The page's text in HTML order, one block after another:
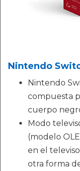
Nintendo
Nintendo
compuesta
cuerpo
Modo
(modelo
en el
otra forma